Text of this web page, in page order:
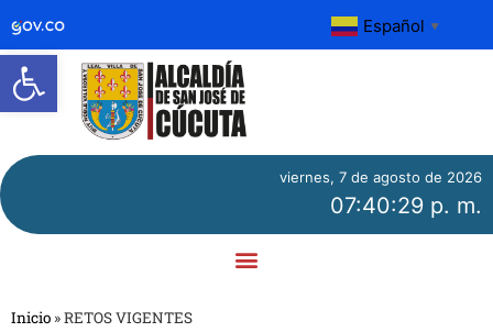
Abrir barra de herramientas
Español ▼
viernes, 7 de agosto de 2026
07:40:29 p. m.
Inicio »RETOS VIGENTES